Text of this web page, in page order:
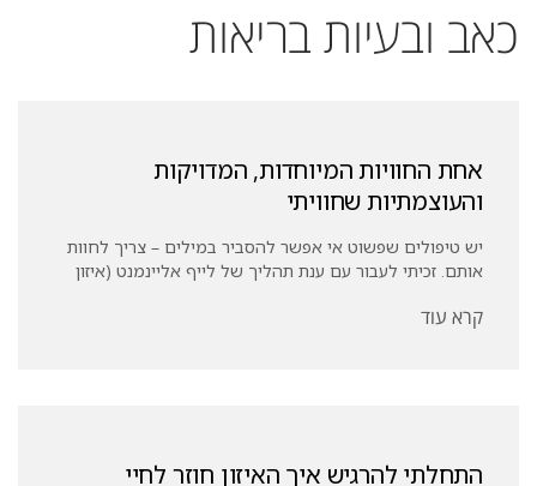
כאב ובעיות בריאות
אחת החוויות המיוחדות, המדויקות
והעוצמתיות שחוויתי
יש טיפולים שפשוט אי אפשר להסביר במילים – צריך לחוות
אותם. זכיתי לעבור עם ענת תהליך של לייף אליינמנט (איזון
קרא עוד
התחלתי להרגיש איך האיזון חוזר לחיי